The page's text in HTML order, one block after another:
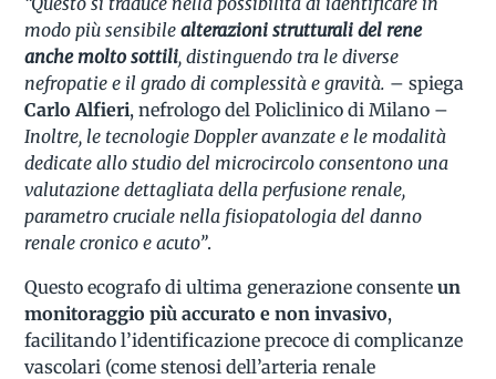
modo più sensibilealterazioni strutturali del rene
anche molto sottili, distinguendo tra le diverse
nefropatie e il grado di complessità e gravità. – spiega
Carlo Alfieri, nefrologo del Policlinico di Milano –
Inoltre, le tecnologie Doppler avanzate e le modalità
dedicate allo studio del microcircolo consentono una
valutazione dettagliata della perfusione renale,
parametro cruciale nella fisiopatologia del danno
renale cronico e acuto”.
Questo ecografo di ultima generazione consenteun
monitoraggio più accurato e non invasivo,
facilitando l’identificazione precoce di complicanze
vascolari (come stenosi dell’arteria renale